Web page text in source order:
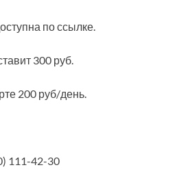
по ссылке.
300 руб.
200 руб/день.
111-42-30